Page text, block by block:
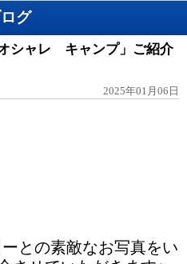
グ
シャレ キャンプ」ご紹介
2025年01月06日
との素敵なお写真をい